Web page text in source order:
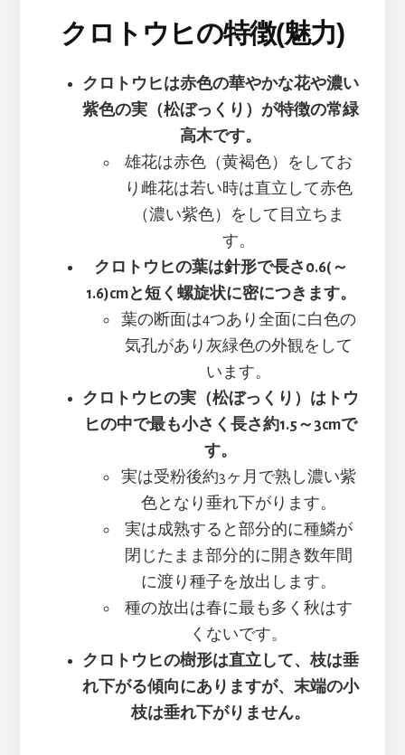
クロトウヒの特徴(魅力)
クロトウヒは赤色の華やかな花や濃い
紫色の実（松ぼっくり）が特徴の常緑
高木です。
雄花は赤色（黄褐色）をしてお
り雌花は若い時は直立して赤色
（濃い紫色）をして目立ちま
す。
クロトウヒの葉は針形で長さ0.6(～
1.6)cmと短く螺旋状に密につきます。
葉の断面は4つあり全面に白色の
気孔があり灰緑色の外観をして
います。
クロトウヒの実（松ぼっくり）はトウ
ヒの中で最も小さく長さ約1.5～3cmで
す。
実は受粉後約3ヶ月で熟し濃い紫
色となり垂れ下がります。
実は成熟すると部分的に種鱗が
閉じたまま部分的に開き数年間
に渡り種子を放出します。
種の放出は春に最も多く秋はす
くないです。
クロトウヒの樹形は直立して、枝は垂
れ下がる傾向にありますが、末端の小
枝は垂れ下がりません。